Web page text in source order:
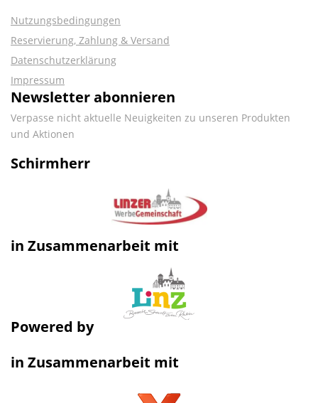
Nutzungsbedingungen
Reservierung, Zahlung & Versand
Datenschutzerklärung
Impressum
Newsletter abonnieren
Verpasse nicht aktuelle Neuigkeiten zu unseren Produkten
und Aktionen
Schirmherr
in Zusammenarbeit mit
Powered by
in Zusammenarbeit mit